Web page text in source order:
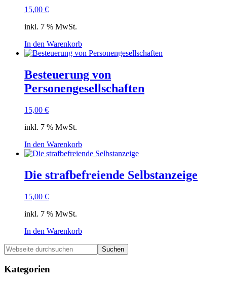
15,00 €
inkl. 7 % MwSt.
In den Warenkorb
Besteuerung von
Personengesellschaften
15,00 €
inkl. 7 % MwSt.
In den Warenkorb
Die strafbefreiende Selbstanzeige
15,00 €
inkl. 7 % MwSt.
In den Warenkorb
Haupt-
Sidebar
Webseite
durchsuchen
Kategorien